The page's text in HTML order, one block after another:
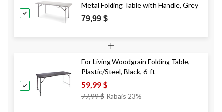
Metal Folding Table with Handle, Grey
79,99 $
+
For Living Woodgrain Folding Table,
Plastic/Steel, Black, 6-ft
59,99 $
77,99 $ Prix
Rabais 23%